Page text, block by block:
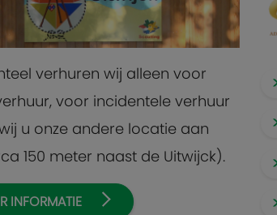
verhuren wij alleen voor
voor incidentele verhuur
u onze andere locatie aan
150 meter naast de Uitwijck).
INFORMATIE